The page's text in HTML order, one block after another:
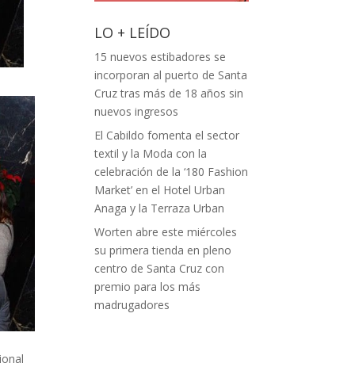
LO + LEÍDO
15 nuevos estibadores se
incorporan al puerto de Santa
Cruz tras más de 18 años sin
nuevos ingresos
El Cabildo fomenta el sector
textil y la Moda con la
celebración de la ‘180 Fashion
Market’ en el Hotel Urban
Anaga y la Terraza Urban
Worten abre este miércoles
su primera tienda en pleno
centro de Santa Cruz con
premio para los más
madrugadores